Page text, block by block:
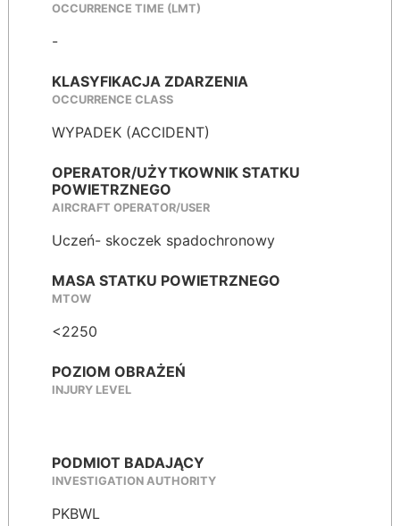
OCCURRENCE TIME (LMT)
-
KLASYFIKACJA ZDARZENIA
OCCURRENCE CLASS
WYPADEK (ACCIDENT)
OPERATOR/UŻYTKOWNIK STATKU
POWIETRZNEGO
AIRCRAFT OPERATOR/USER
Uczeń- skoczek spadochronowy
MASA STATKU POWIETRZNEGO
MTOW
<2250
POZIOM OBRAŻEŃ
INJURY LEVEL
PODMIOT BADAJĄCY
INVESTIGATION AUTHORITY
PKBWL